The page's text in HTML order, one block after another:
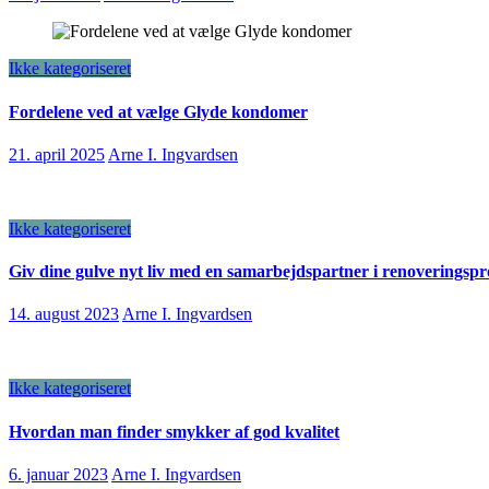
Ikke kategoriseret
Fordelene ved at vælge Glyde kondomer
21. april 2025 Arne I. Ingvardsen
Ikke kategoriseret
Giv dine gulve nyt liv med en samarbejdspartner i
14. august 2023Arne I. Ingvardsen
Ikke kategoriseret
Hvordan man finder smykker af god kvalitet
6. januar 2023 Arne I. Ingvardsen